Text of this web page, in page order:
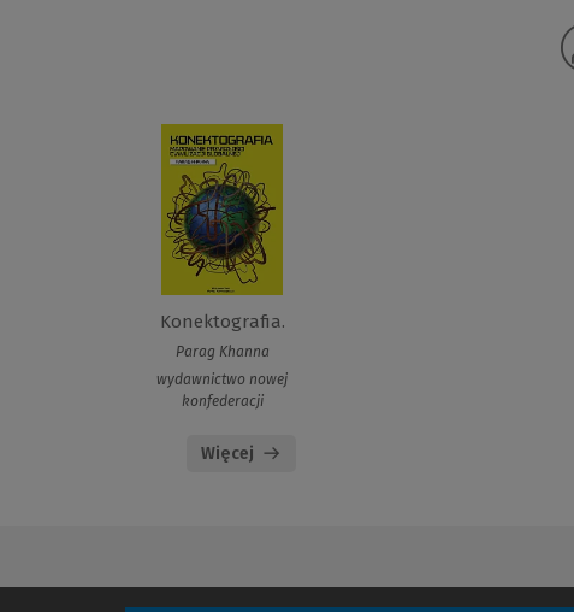
Konektografia.
Parag Khanna
wydawnictwo nowej
konfederacji
Więcej